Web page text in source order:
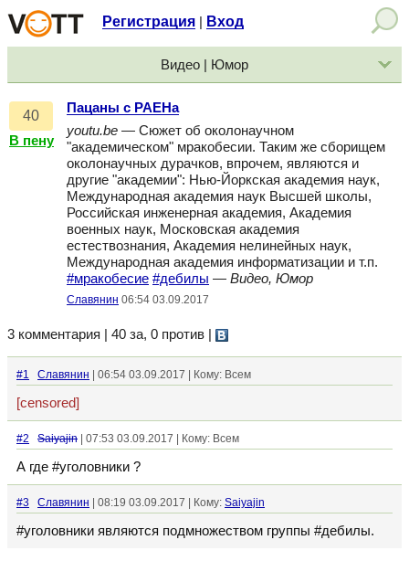
Регистрация Вход
Видео | Юмор
40
В пену
Пацаны с РАЕНа
youtu.be — Сюжет об околонаучном
"академическом" мракобесии. Таким же сборищем
околонаучных дурачков, впрочем, являются и
другие "академии": Нью-Йоркская академия наук,
Международная академия наук Высшей школы,
Российская инженерная академия, Академия
военных наук, Московская академия
естествознания, Академия нелинейных наук,
Международная академия информатизации и т.п.
#мракобесие #дебилы — Видео, Юмор
Славянин 06:54 03.09.2017
3 комментария | 40 за, 0 против
#1 Славянин | 06:54 03.09.2017 | Кому: Всем
[censored]
#2 Saiyajin | 07:53 03.09.2017 | Кому: Всем
А где #уголовники ?
#3 Славянин | 08:19 03.09.2017 | Кому: Saiyajin
#уголовники являются подмножеством группы #дебилы.